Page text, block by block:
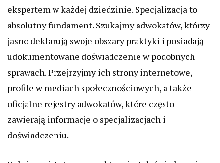
ekspertem w każdej dziedzinie. Specjalizacja to
absolutny fundament. Szukajmy adwokatów, którzy
jasno deklarują swoje obszary praktyki i posiadają
udokumentowane doświadczenie w podobnych
sprawach. Przejrzyjmy ich strony internetowe,
profile w mediach społecznościowych, a także
oficjalne rejestry adwokatów, które często
zawierają informacje o specjalizacjach i
doświadczeniu.